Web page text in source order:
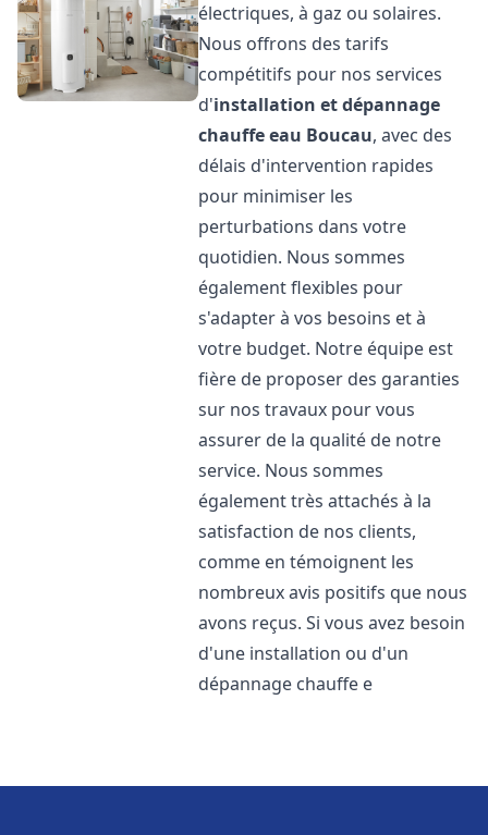
électriques, à gaz ou solaires.
Nous offrons des tarifs
compétitifs pour nos services
d'installation et dépannage
chauffe eau Boucau, avec des
délais d'intervention rapides
pour minimiser les
perturbations dans votre
quotidien. Nous sommes
également flexibles pour
s'adapter à vos besoins et à
votre budget. Notre équipe est
fière de proposer des garanties
sur nos travaux pour vous
assurer de la qualité de notre
service. Nous sommes
également très attachés à la
satisfaction de nos clients,
comme en témoignent les
nombreux avis positifs que nous
avons reçus. Si vous avez besoin
d'une installation ou d'un
dépannage chauffe e